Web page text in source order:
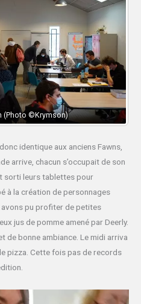
(Photo ©Krymson)
identique aux anciens Fawns,
arrive, chacun s’occupait de son
sorti leurs tablettes pour
à la création de personnages
avons pu profiter de petites
jus de pomme amené par Deerly.
de bonne ambiance. Le midi arriva
pizza. Cette fois pas de records